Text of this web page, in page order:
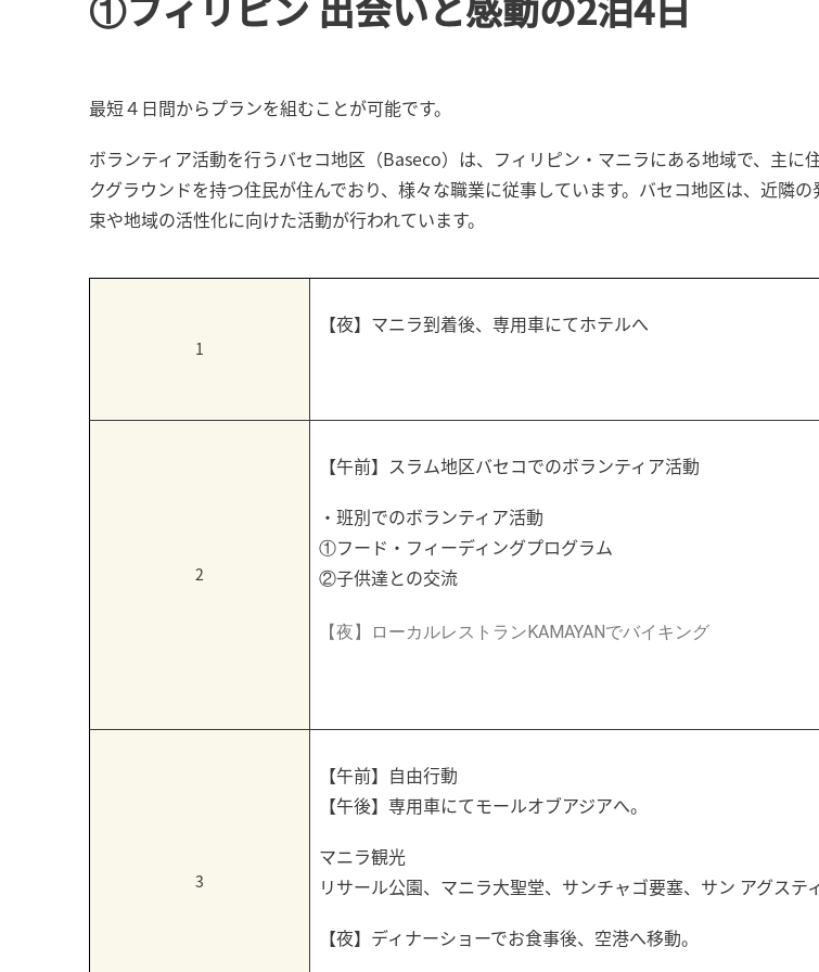
最短４日間からプランを組むことが可能です。
ボランティア活動を行うバセコ地区（Baseco）は、フィリピン・マニラにある地域で、主
クグラウンドを持つ住民が住んでおり、様々な職業に従事しています。バセコ地区は、近隣
束や地域の活性化に向けた活動が行われています。
1
【夜】マニラ到着後、専用車にてホテルへ
2
【午前】スラム地区バセコでのボランティア活動
・班別でのボランティア活動
①フード・フィーディングプログラム
②子供達との交流
【夜】ローカルレストランKAMAYANでバイキング
3
【午前】自由行動
【午後】専用車にてモールオブアジアへ。
マニラ観光
リサール公園、マニラ大聖堂、サンチャゴ要塞、サン アグステ
【夜】ディナーショーでお食事後、空港へ移動。